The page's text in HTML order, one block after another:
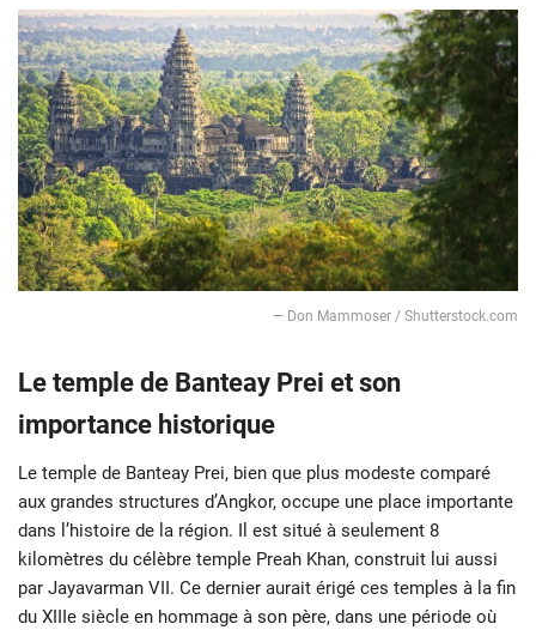
― Don Mammoser / Shutterstock.com
Le temple de Banteay Prei et son
importance historique
Le temple de Banteay Prei, bien que plus modeste comparé
aux grandes structures d’Angkor, occupe une place importante
dans l’histoire de la région. Il est situé à seulement 8
kilomètres du célèbre temple Preah Khan, construit lui aussi
par Jayavarman VII. Ce dernier aurait érigé ces temples à la fin
du XIIIe siècle en hommage à son père, dans une période où